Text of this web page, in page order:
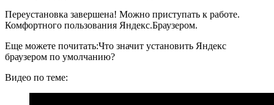
Переустановка завершена! Можно приступать к работе.
Комфортного пользования Яндекс.Браузером.
Еще можете почитать:Что значит установить Яндекс
браузером по умолчанию?
Видео по теме: